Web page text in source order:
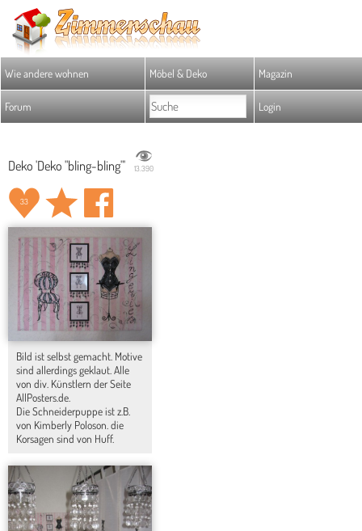
Wie andere wohnen Möbel & Deko Magazin
Forum Login
Deko 'Deko "bling-bling"' 13.390
33
Bild ist selbst gemacht. Motive
sind allerdings geklaut. Alle
von div. Künstlern der Seite
AllPosters.de.
Die Schneiderpuppe ist z.B.
von Kimberly Poloson. die
Korsagen sind von Huff.